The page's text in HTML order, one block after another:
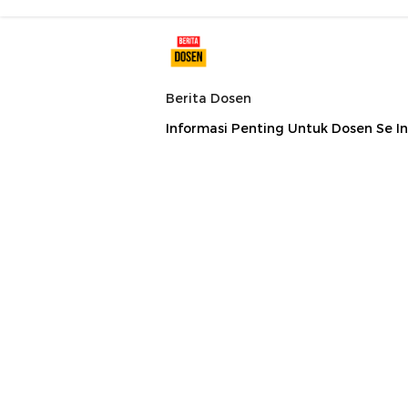
Berita Dosen
Informasi Penting Untuk Dosen Se